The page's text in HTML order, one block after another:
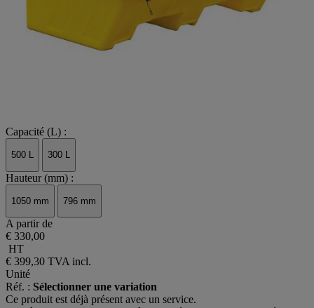
Capacité (L) :
500 L 300 L
Hauteur (mm) :
1050 mm 796 mm
A partir de
€ 330,00
HT
€ 399,30 TVA incl.
Unité
Réf. : Sélectionner une variation
Ce produit est déjà présent avec un service.